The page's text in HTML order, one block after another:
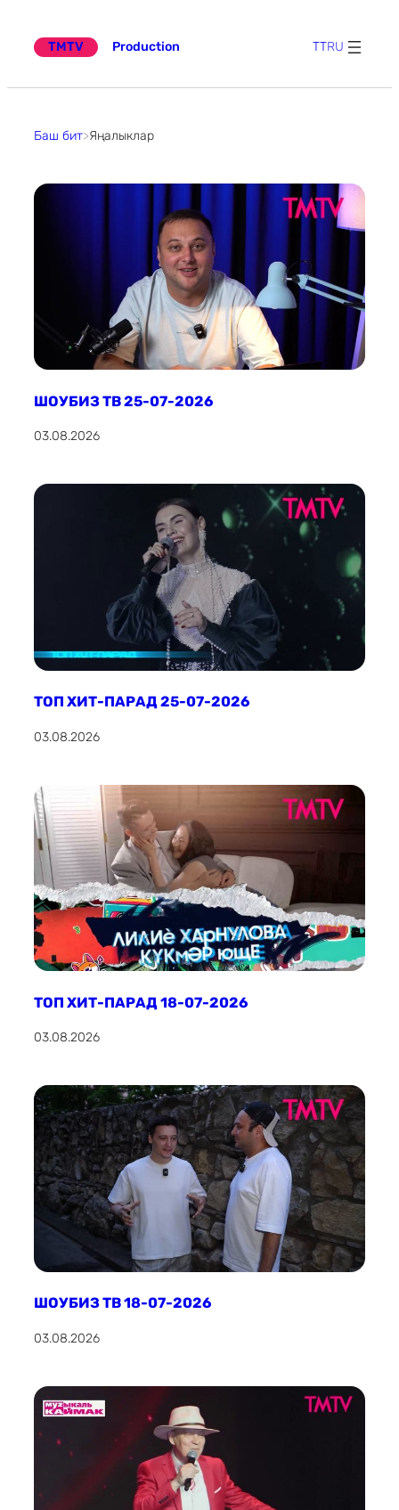
TMTV
Production TTRU
Баш бит>Яңалыклар
ШОУБИЗ ТВ 25-07-2026
03.08.2026
ТОП ХИТ-ПАРАД 25-07-2026
03.08.2026
ТОП ХИТ-ПАРАД 18-07-2026
03.08.2026
ШОУБИЗ ТВ 18-07-2026
03.08.2026